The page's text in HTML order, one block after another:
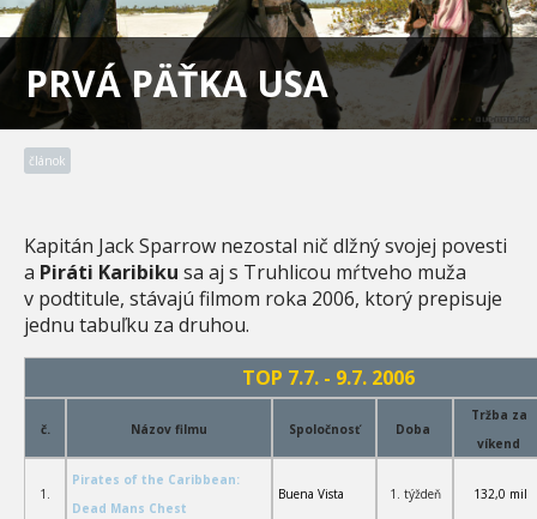
PRVÁ PÄŤKA USA
článok
Kapitán Jack Sparrow nezostal nič dlžný svojej povesti
a Piráti Karibiku sa aj s Truhlicou mŕtveho muža
v podtitule, stávajú filmom roka 2006, ktorý prepisuje
jednu tabuľku za druhou.
TOP 7.7. - 9.7. 2006
č. Názov filmu Spoločnosť Doba
Tržba za
víkend
1.
Pirates of the Caribbean:
Dead Mans Chest
Buena Vista 1. týždeň 132,0 mil